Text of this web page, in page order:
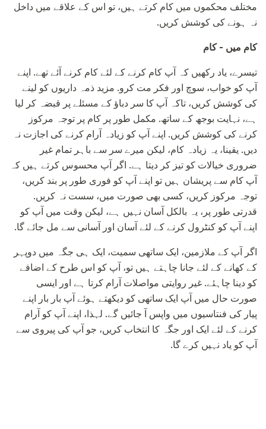
مختلف محکموں میں کام کرتے ہیں، تو اس کے علاقے میں داخل
نہ ہونے کی کوشش کریں.
کام میں - کام
تیسرے، یاد رکھیں کہ آپ کام کرنے کے لئے کام کرنے آئے تھے. اپنے
آپ کو خواب، سوچ اور فکر مت کرو. مزید ذمہ داریوں کو لینے
کی کوشش کریں، تاکہ آپ کا سر دباؤ کے مسئلے پر قبضہ کر لیا
ہے، نہایت بوجھ کے ساتھ. مکمل طور پر کام پر توجہ مرکوز
کرنے کی کوشش کریں. اپنے آپ کو زیادہ آرام کرنے کی اجازت نہ
دیں. یقینا، یہ زیادہ کام، لیکن میرے سر سے باہر تمام غیر
ضروری خیالات کو تیز کر دیتا ہے. اگر آپ محسوس کرتے ہیں کہ
آپ کام سے پریشان ہیں تو اپنے آپ کو فوری طور پر بند کریں،
توجہ مرکوز کریں، کسی بھی صورت میں، سست نہ کریں.
قدرتی طور پر، یہ بالکل آسان نہیں ہے، لیکن وقت میں آپ کو
اپنے آپ کو کنٹرول کرنے کے لئے آسان اور آسانی سے مل جائے گا.
اگر آپ کے ملازمین، ایک ساتھی سمیت، ایک ہی جگہ میں دوپہر
کے کھانے کے لئے جانا چاہتے ہیں تو، آپ کو اس طرح کے اضافے
کو دینا چاہئے. غیر روایتی مواصلات آرام کرتا ہے اور ایسی
صورت حال میں آپ ایک ساتھی کو دیکھتے ہوئے آپ بار بار اپنے
پیار کی فنتاسیوں میں واپس آ جائیں گے. لہذا، اپنے آپ کو آرام
کرنے کے لئے ایک اور جگہ کا انتخاب کریں، جو آپ کی پیروی سے
آپ کو یاد نہیں کرے گا.